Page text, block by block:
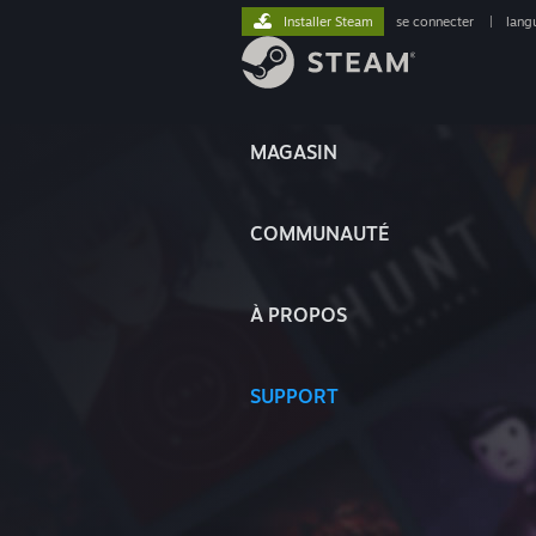
MAGASIN
COMMUNAUTÉ
À PROPOS
SUPPORT
Installer Steam se connecter